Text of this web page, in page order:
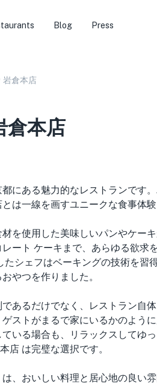
Blog Press
岩倉本店
倉本店
にある魅力的なレストランです
は一線を画すユニークな食事体験
を使用した美味しいパンやケーキ
ート ケーキまで、あらゆる欲求
シェフはベーキングの技術を習
やつを作りました。
あるだけでなく、レストラン自
ストがまるで家にいるかのよう
いる場合も、リラックスしてゆ
店 は完璧な選択です。
、おいしい料理と居心地の良い